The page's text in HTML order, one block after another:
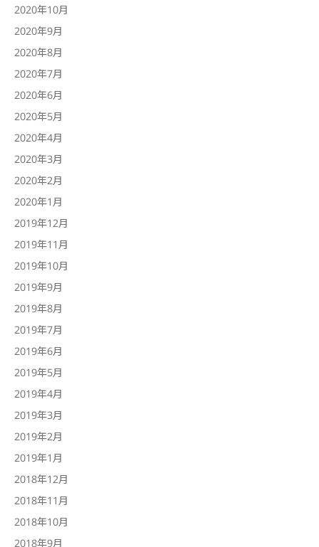
2020年10月
2020年9月
2020年8月
2020年7月
2020年6月
2020年5月
2020年4月
2020年3月
2020年2月
2020年1月
2019年12月
2019年11月
2019年10月
2019年9月
2019年8月
2019年7月
2019年6月
2019年5月
2019年4月
2019年3月
2019年2月
2019年1月
2018年12月
2018年11月
2018年10月
2018年9月